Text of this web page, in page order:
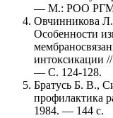
— М.: РОО
Овчинникова
Особенности
интоксикации
— С. 124-128.
Братусь Б. В.,
профилактика
1984. — 144 с.